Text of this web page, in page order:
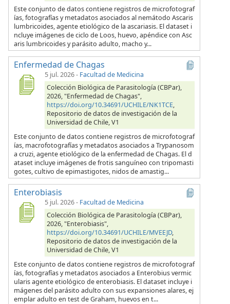
Este conjunto de datos contiene registros de microfotograf
ías, fotografías y metadatos asociados al nemátodo Ascaris
lumbricoides, agente etiológico de la ascariasis. El dataset i
ncluye imágenes de ciclo de Loos, huevo, apéndice con Asc
aris lumbricoides y parásito adulto, macho y...
Enfermedad de Chagas
5 jul. 2026- Facultad de Medicina
Colección Biológica de Parasitología (CBPar),
2026, "Enfermedad de Chagas",
https://doi.org/10.34691/UCHILE/NK1TCE,
Repositorio de datos de investigación de la
Universidad de Chile, V1
Este conjunto de datos contiene registros de microfotograf
ías, macrofotografías y metadatos asociados a Trypanosom
a cruzi, agente etiológico de la enfermedad de Chagas. El d
ataset incluye imágenes de frotis sanguíneo con tripomasti
gotes, cultivo de epimastigotes, nidos de amastig...
Enterobiasis
5 jul. 2026- Facultad de Medicina
Colección Biológica de Parasitología (CBPar),
2026, "Enterobiasis",
https://doi.org/10.34691/UCHILE/MVEEJD,
Repositorio de datos de investigación de la
Universidad de Chile, V1
Este conjunto de datos contiene registros de microfotograf
ías, fotografías y metadatos asociados a Enterobius vermic
ularis agente etiológico de enterobiasis. El dataset incluye i
mágenes del parásito adulto con sus expansiones alares, ej
emplar adulto en test de Graham, huevos en t...